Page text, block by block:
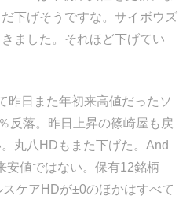
下げそうですな。サイボウズ
ました。それほど下げてい
昨日また年初来高値だったソ
反落。昨日上昇の篠崎屋も戻
丸八HDもまた下げた。And
安値ではない。保有12銘柄
ケアHDが±0のほかはすべて